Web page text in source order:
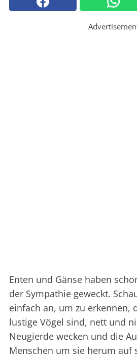
Enten und Gänse haben
der Sympathie geweckt.
einfach an, um zu erkennen,
lustige Vögel sind, nett und
Neugierde wecken und die
Menschen um sie herum auf